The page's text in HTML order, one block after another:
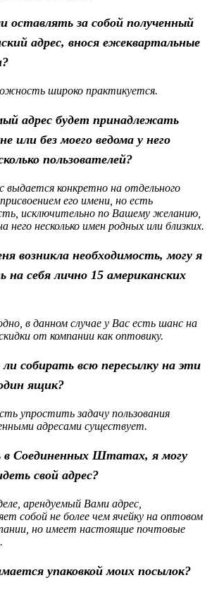
оставлять за собой полученный
адрес, внося ежеквартальные
широко практикуется.
адрес будет принадлежать
или без моего ведома у него
пользователей?
выдается конкретно на отдельного
его имени, но есть
исключительно по Вашему желанию,
него несколько имен родных или близких.
возникла необходимость, могу я
на себя лично 15 американских
в данном случае у Вас есть шанс на
от компании как оптовику.
собирать всю пересылку на эти
ящик?
упростить задачу пользования
адресами существует.
в Соединенных Штатах, я могу
свой адрес?
арендуемый Вами адрес,
собой не более чем ячейку на оптовом
но имеет настоящие почтовые
упаковкой моих посылок?